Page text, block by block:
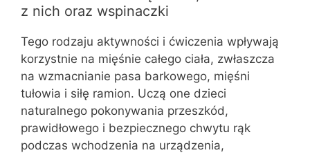
z nich oraz wspinaczki
Tego rodzaju aktywności i ćwiczenia wpływają
korzystnie na mięśnie całego ciała, zwłaszcza
na wzmacnianie pasa barkowego, mięśni
tułowia i siłę ramion. Uczą one dzieci
naturalnego pokonywania przeszkód,
prawidłowego i bezpiecznego chwytu rąk
podczas wchodzenia na urządzenia,